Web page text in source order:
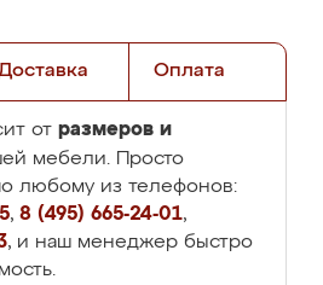
Оплата
от размеров и
мебели. Просто
любому из телефонов:
, 8 (495) 665-24-01,
, и наш менеджер быстро